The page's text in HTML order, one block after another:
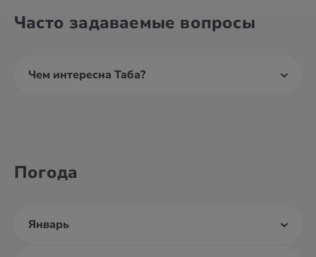
Часто задаваемые вопросы
Чем интересна Таба?
Погода
Январь